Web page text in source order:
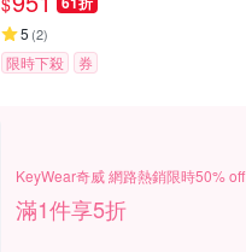
5 (2)
限時下殺 券
KeyWear奇威 網路熱銷限時50% off
滿1件享5折